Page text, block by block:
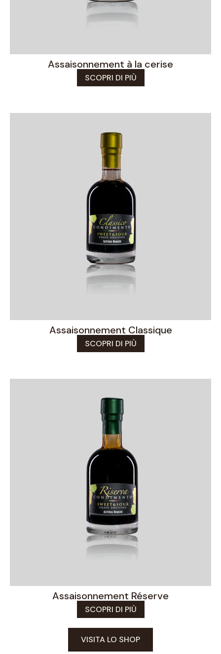
Assaisonnement à la cerise
SCOPRI DI PIÙ
Assaisonnement Classique
SCOPRI DI PIÙ
Assaisonnement Réserve
SCOPRI DI PIÙ
VISITA LO SHOP